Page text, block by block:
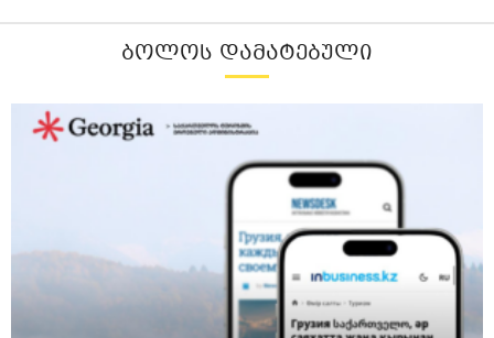
ᲑᲝᲚᲝᲡ ᲓᲐᲛᲐᲢᲔᲑᲣᲚᲘ